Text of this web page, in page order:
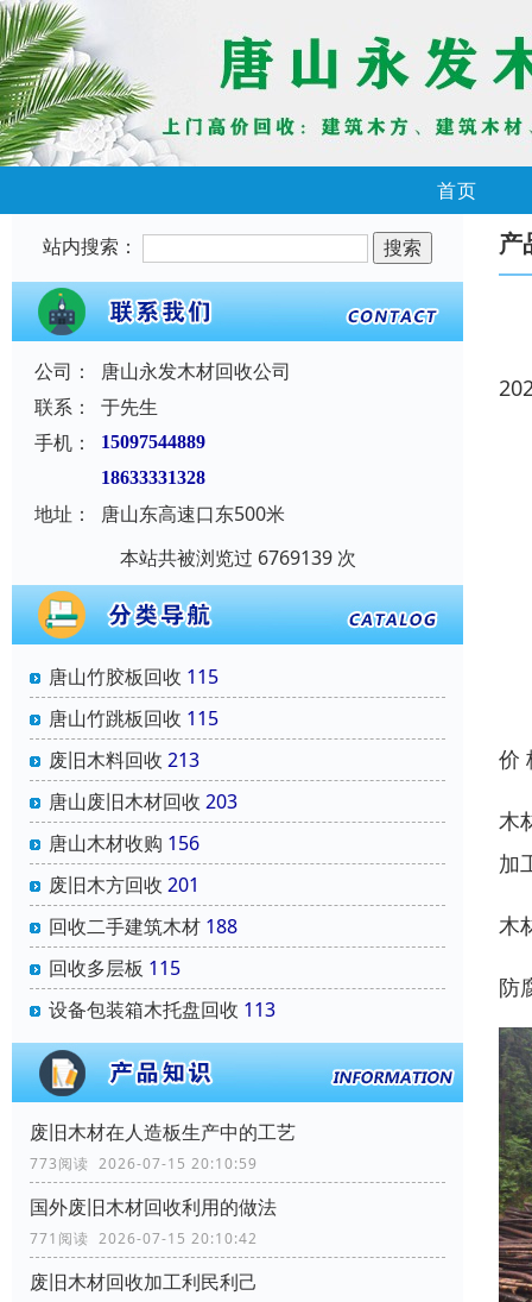
首页
站内搜索：
公司：
唐山永发木材回收公司
联系：
于先生
手机：
15097544889
18633331328
地址：
唐山东高速口东500米
本站共被浏览过 6769139 次
唐山竹胶板回收 115
唐山竹跳板回收 115
废旧木料回收 213
唐山废旧木材回收 203
唐山木材收购 156
废旧木方回收 201
回收二手建筑木材 188
回收多层板 115
设备包装箱木托盘回收 113
废旧木材在人造板生产中的工艺
773阅读 2026-07-15 20:10:59
国外废旧木材回收利用的做法
771阅读 2026-07-15 20:10:42
废旧木材回收加工利民利己
产
价
木
加
木
防